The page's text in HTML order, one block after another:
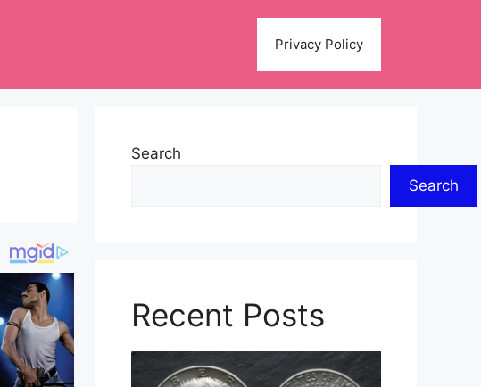
Privacy Policy
Search
Search
Recent Posts